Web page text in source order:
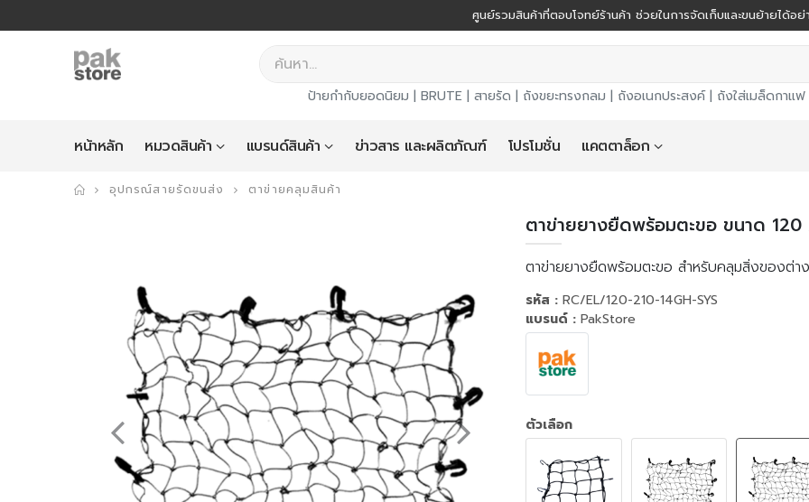
ศูนย์รวมสินค้าที่ตอบโจทย์ร้านค้า ช่วยในการจัดเก็บและขนย้ายได้อ
ป้ายกำกับยอดนิยม | BRUTE | สายรัด | ถังขยะทรงกลม | ถังอเนกประสงค์| ถังใส่เมล็ดกาแฟ
หน้าหลัก หมวดสินค้า แบรนด์สินค้า ข่าวสาร และผลิตภัณฑ์ โปรโมชั่น แคตตาล็อก
อุปกรณ์สายรัดขนส่ง ตาข่ายคลุมสินค้า
ตาข่ายยางยืดพร้อมตะขอ ขนาด
ตาข่ายยางยืดพร้อมตะขอ สำหรับคลุมสิ่งของต่
รหัส : RC/EL/120-210-14GH-SYS
แบรนด์ : PakStore
ตัวเลือก